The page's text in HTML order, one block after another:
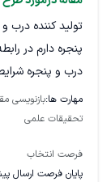
آشنایی با
تجربه در
نوع همکاری:
پنجره
درب و
پیشنهاد های
از این طرح
مهارت ها:بازنویسی
تحقیقات علمی
فرصت انتخاب
پایان فرصت ارسال